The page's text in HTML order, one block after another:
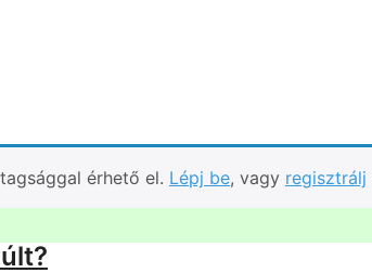
érhető el. Lépj be, vagy regisztrálj